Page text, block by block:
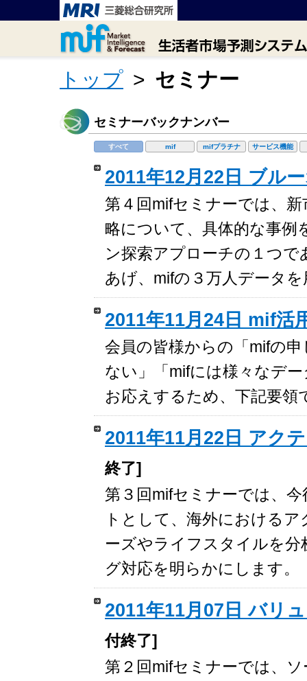
トップ > セミナー
セミナーバックナンバー
すべて mif mifプラチナ サービス機能
2011年12月22日 ブル
第４回mifセミナーでは、
略について、具体的な事
ン探索アプローチの１つ
あげ、mifの３万人データ
2011年11月24日 mif活
会員の皆様からの「mifの
ない」「mifには様々なデ
お応えするため、下記要領
2011年11月22日 アク
終了]
第３回mifセミナーでは、
トとして、海外における
ーズやライフスタイルを
グ対応を明らかにします。
2011年11月07日 バリ
付終了]
第２回mifセミナーでは、